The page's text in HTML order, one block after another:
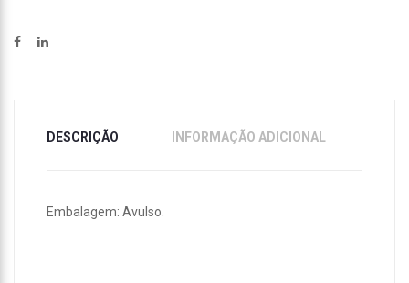
DESCRIÇÃO INFORMAÇÃO ADICIONAL
Embalagem: Avulso.